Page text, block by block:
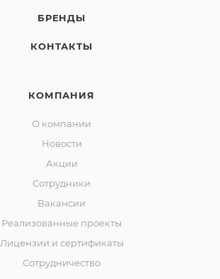
БРЕНДЫ
КОНТАКТЫ
КОМПАНИЯ
О компании
Новости
Акции
Сотрудники
Вакансии
Реализованные проекты
Лицензии и сертификаты
Сотрудничество